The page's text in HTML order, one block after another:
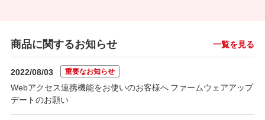
商品に関するお知らせ 一覧を見る
2022/08/03 重要なお知らせ
Webアクセス連携機能をお使いのお客様へ ファームウェアアップ
デートのお願い